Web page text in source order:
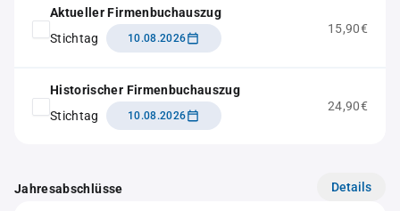
Aktueller Firmenbuchauszug
Stichtag
10.08.2026
15,90€
Historischer Firmenbuchauszug
Stichtag
10.08.2026
24,90€
Jahresabschlüsse Details